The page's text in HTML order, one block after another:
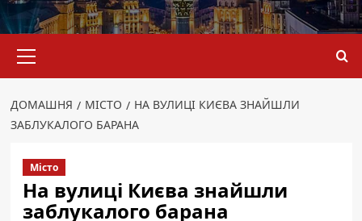
меню
ДОМАШНЯ МІСТО
НА ВУЛИЦІ КИЄВА ЗНАЙШЛИ
ЗАБЛУКАЛОГО БАРАНА
Місто
На вулиці Києва знайшли
заблукалого барана